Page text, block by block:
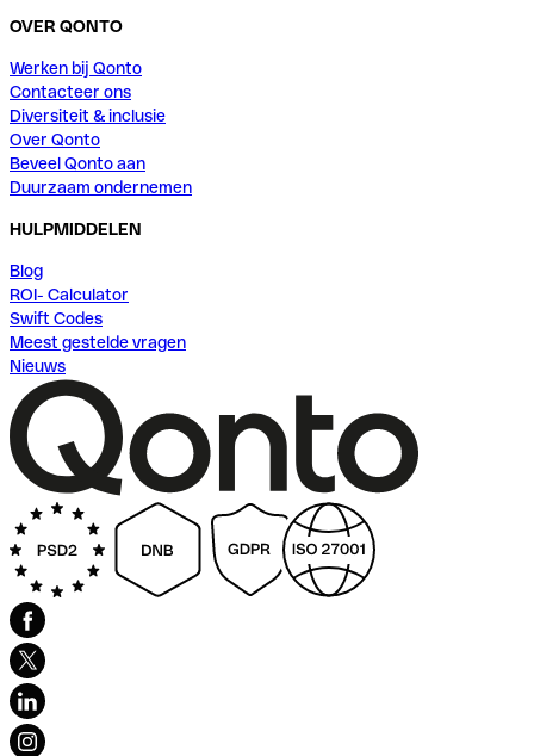
OVER QONTO
Werken bij Qonto
Contacteer ons
Diversiteit & inclusie
Over Qonto
Beveel Qonto aan
Duurzaam ondernemen
HULPMIDDELEN
Blog
ROI- Calculator
Swift Codes
Meest gestelde vragen
Nieuws